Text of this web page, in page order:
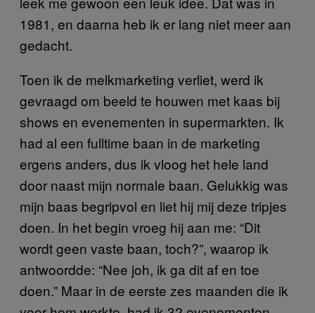
1981, en daarna heb ik er lang niet meer aan
gedacht.
Toen ik de melkmarketing verliet, werd ik
gevraagd om beeld te houwen met kaas bij
shows en evenementen in supermarkten. Ik
had al een fulltime baan in de marketing
ergens anders, dus ik vloog het hele land
door naast mijn normale baan. Gelukkig was
mijn baas begripvol en liet hij mij deze tripjes
doen. In het begin vroeg hij aan me: “Dit
wordt geen vaste baan, toch?”, waarop ik
antwoordde: “Nee joh, ik ga dit af en toe
doen.” Maar in de eerste zes maanden die ik